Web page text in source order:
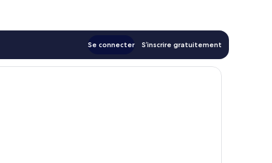
Se connecter S’inscrire gratuitement